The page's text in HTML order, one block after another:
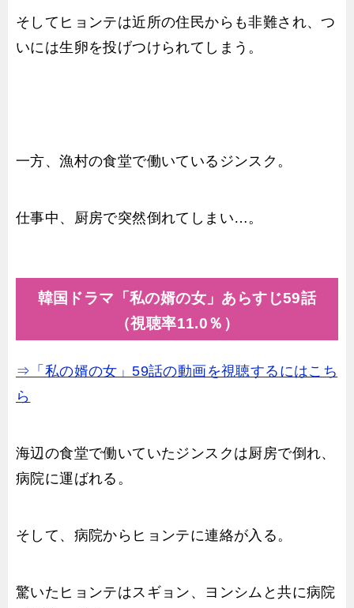
そしてヒョンテは近所の住民からも非難され、つ
いには生卵を投げつけられてしまう。
一方、漁村の食堂で働いているジンスク。
仕事中、厨房で突然倒れてしまい…。
韓国ドラマ「私の婿の女」あらすじ59話
（視聴率11.0％）
⇒「私の婿の女」59話の動画を視聴するにはこち
ら
海辺の食堂で働いていたジンスクは厨房で倒れ、
病院に運ばれる。
そして、病院からヒョンテに連絡が入る。
驚いたヒョンテはスギョン、ヨンシムと共に病院